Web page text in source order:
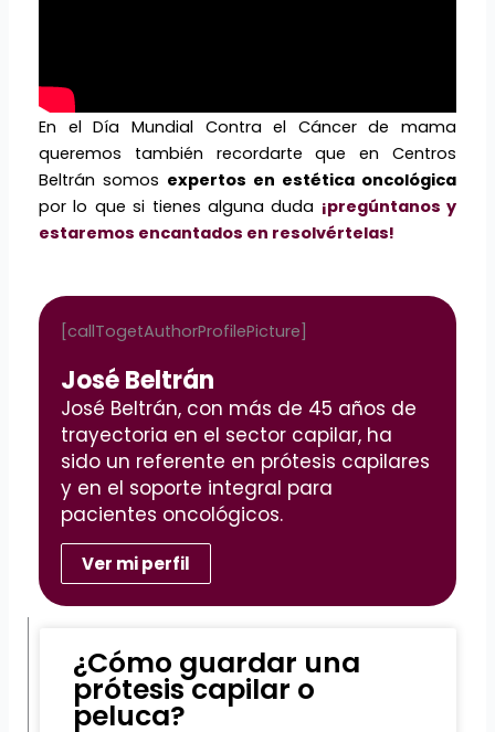
En el Día Mundial Contra el Cáncer de mama
queremos también recordarte que en Centros
Beltrán somos expertos en estética oncológica
por lo que si tienes alguna duda ¡pregúntanos y
estaremos encantados en resolvértelas!
[callTogetAuthorProfilePicture]
José Beltrán
José Beltrán, con más de 45 años de
trayectoria en el sector capilar, ha
sido un referente en prótesis capilares
y en el soporte integral para
pacientes oncológicos.
Ver mi perfil
¿Cómo guardar una
prótesis capilar o
peluca?